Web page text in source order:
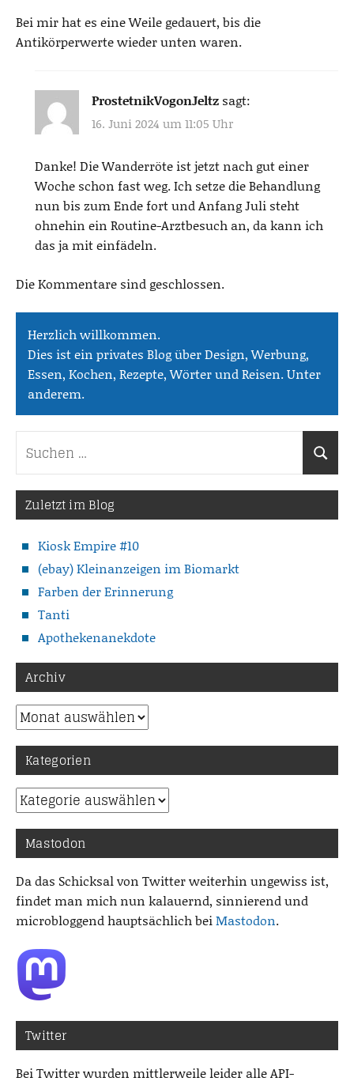
Bei mir hat es eine Weile gedauert, bis die
Antikörperwerte wieder unten waren.
ProstetnikVogonJeltz sagt:
16. Juni 2024 um 11:05 Uhr
Danke! Die Wanderröte ist jetzt nach gut einer
Woche schon fast weg. Ich setze die Behandlung
nun bis zum Ende fort und Anfang Juli steht
ohnehin ein Routine-Arztbesuch an, da kann ich
das ja mit einfädeln.
Die Kommentare sind geschlossen.
Herzlich willkommen.
Dies ist ein privates Blog über Design, Werbung,
Essen, Kochen, Rezepte, Wörter und Reisen. Unter
anderem.
Zuletzt im Blog
Kiosk Empire #10
(ebay) Kleinanzeigen im Biomarkt
Farben der Erinnerung
Tanti
Apothekenanekdote
Archiv
Archiv
Kategorien
Kategorien
Mastodon
Da das Schicksal von Twitter weiterhin ungewiss ist,
findet man mich nun kalauernd, sinnierend und
microbloggend hauptsächlich beiMastodon.
Twitter
Bei Twitter wurden mittlerweile leider alle API-